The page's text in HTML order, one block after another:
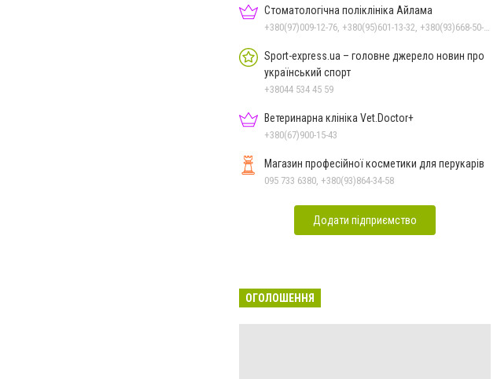
Стоматологічна поліклініка Айлама
Sport-express.ua – головне джерело новин про
український спорт
+38044 534 45 59
Ветеринарна клініка Vet.Doctor+
+380(67)900-15-43
Магазин професійної косметики для перукарів
095 733 6380, +380(93)864-34-58
Додати підприємство
ОГОЛОШЕННЯ